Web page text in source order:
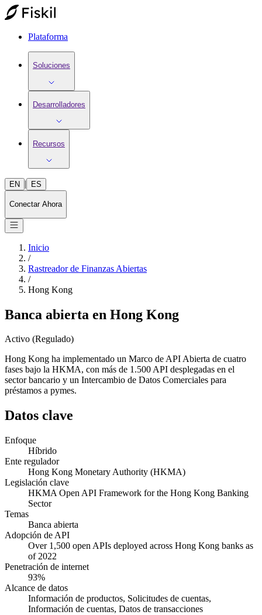
Plataforma
Soluciones
Desarrolladores
Recursos
EN | ES
Conectar Ahora
Inicio
/
Rastreador de Finanzas Abiertas
/
Hong Kong
Banca abierta en Hong Kong
Activo (Regulado)
Hong Kong ha implementado un Marco de API Abierta de cuatro
fases bajo la HKMA, con más de 1.500 API desplegadas en el
sector bancario y un Intercambio de Datos Comerciales para
préstamos a pymes.
Datos clave
Enfoque
Híbrido
Ente regulador
Hong Kong Monetary Authority (HKMA)
Legislación clave
HKMA Open API Framework for the Hong Kong Banking
Sector
Temas
Banca abierta
Adopción de API
Over 1,500 open APIs deployed across Hong Kong banks as
of 2022
Penetración de internet
93%
Alcance de datos
Información de productos, Solicitudes de cuentas,
Información de cuentas, Datos de transacciones